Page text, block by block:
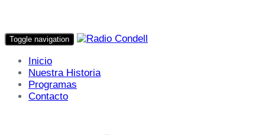
Toggle navigation
Inicio
Nuestra Historia
Programas
Contacto